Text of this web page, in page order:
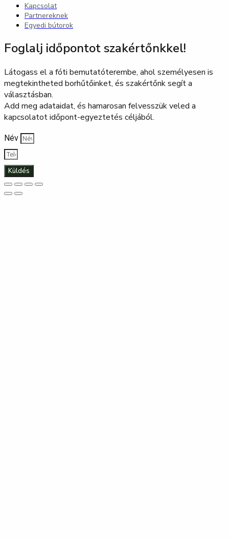
Kapcsolat
Partnereknek
Egyedi bútorok
Foglalj időpontot szakértőnkkel!
Látogass el a fóti bemutatóterembe, ahol személyesen is
megtekintheted borhűtőinket, és szakértőnk segít a
választásban.
Add meg adataidat, és hamarosan felvesszük veled a
kapcsolatot időpont-egyeztetés céljából.
Név
Küldés